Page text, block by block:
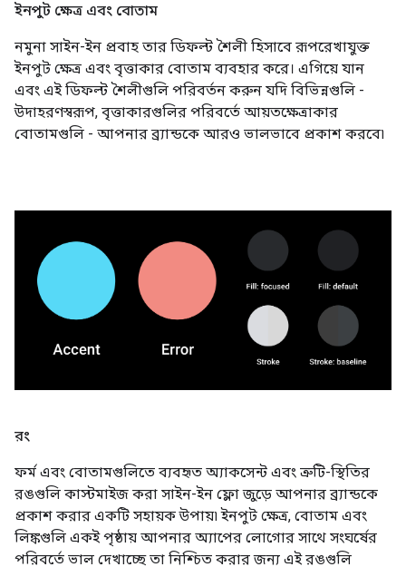
ইনপুট ক্ষেত্র এবং বোতাম
নমুনা সাইন-ইন প্রবাহ তার ডিফল্ট শৈলী হিসাবে রূপরেখাযুক্ত
ইনপুট ক্ষেত্র এবং বৃত্তাকার বোতাম ব্যবহার করে। এগিয়ে যান
এবং এই ডিফল্ট শৈলীগুলি পরিবর্তন করুন যদি বিভিন্নগুলি -
উদাহরণস্বরূপ, বৃত্তাকারগুলির পরিবর্তে আয়তক্ষেত্রাকার
বোতামগুলি - আপনার ব্র্যান্ডকে আরও ভালভাবে প্রকাশ করবে৷
রং
ফর্ম এবং বোতামগুলিতে ব্যবহৃত অ্যাকসেন্ট এবং ত্রুটি-স্থিতির
রঙগুলি কাস্টমাইজ করা সাইন-ইন ফ্লো জুড়ে আপনার ব্র্যান্ডকে
প্রকাশ করার একটি সহায়ক উপায়৷ ইনপুট ক্ষেত্র, বোতাম এবং
লিঙ্কগুলি একই পৃষ্ঠায় আপনার অ্যাপের লোগোর সাথে সংঘর্ষের
পরিবর্তে ভাল দেখাচ্ছে তা নিশ্চিত করার জন্য এই রঙগুলি